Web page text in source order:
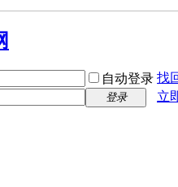
自动登录 找
登录
立